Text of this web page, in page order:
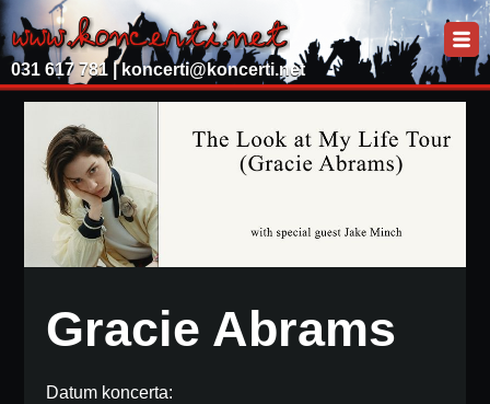
031 617 781 | koncerti@koncerti.net
Gracie Abrams
Datum koncerta: